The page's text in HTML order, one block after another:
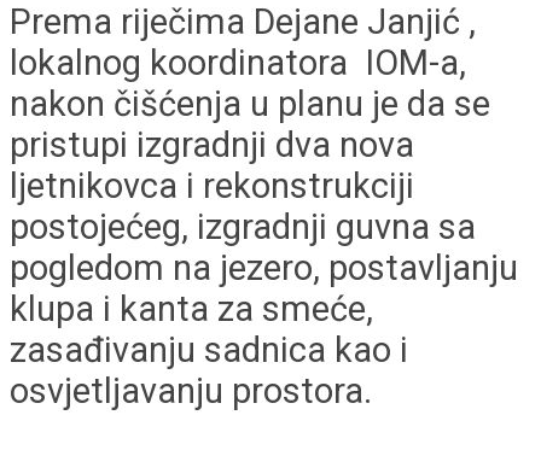
Prema riječima Dejane Janjić ,
lokalnog koordinatora IOM-a,
nakon čišćenja u planu je da se
pristupi izgradnji dva nova
ljetnikovca i rekonstrukciji
postojećeg, izgradnji guvna sa
pogledom na jezero, postavljanju
klupa i kanta za smeće,
zasađivanju sadnica kao i
osvjetljavanju prostora.